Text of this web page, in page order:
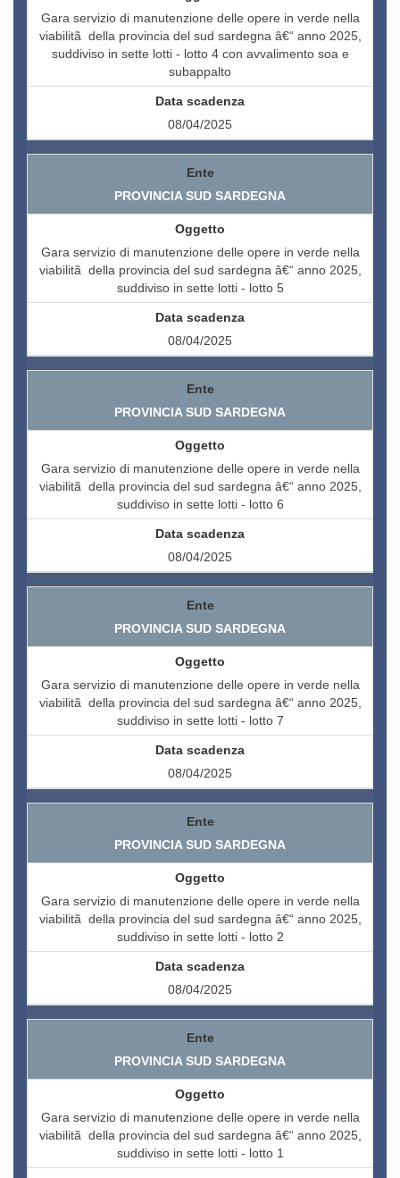
Gara servizio di manutenzione delle opere in verde nella
viabilitã della provincia del sud sardegna â€“ anno 2025,
suddiviso in sette lotti - lotto 4 con avvalimento soa e
subappalto
08/04/2025
PROVINCIA SUD SARDEGNA
Gara servizio di manutenzione delle opere in verde nella
viabilitã della provincia del sud sardegna â€“ anno 2025,
suddiviso in sette lotti - lotto 5
08/04/2025
PROVINCIA SUD SARDEGNA
Gara servizio di manutenzione delle opere in verde nella
viabilitã della provincia del sud sardegna â€“ anno 2025,
suddiviso in sette lotti - lotto 6
08/04/2025
PROVINCIA SUD SARDEGNA
Gara servizio di manutenzione delle opere in verde nella
viabilitã della provincia del sud sardegna â€“ anno 2025,
suddiviso in sette lotti - lotto 7
08/04/2025
PROVINCIA SUD SARDEGNA
Gara servizio di manutenzione delle opere in verde nella
viabilitã della provincia del sud sardegna â€“ anno 2025,
suddiviso in sette lotti - lotto 2
08/04/2025
PROVINCIA SUD SARDEGNA
Gara servizio di manutenzione delle opere in verde nella
viabilitã della provincia del sud sardegna â€“ anno 2025,
suddiviso in sette lotti - lotto 1